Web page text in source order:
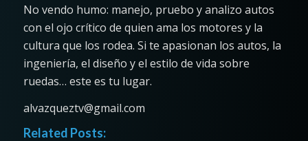
No vendo humo: manejo, pruebo y analizo autos
con el ojo crítico de quien ama los motores y la
cultura que los rodea. Si te apasionan los autos, la
ingeniería, el diseño y el estilo de vida sobre
ruedas… este es tu lugar.
alvazqueztv@gmail.com
Related Posts: